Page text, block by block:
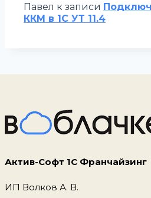
Павел к записи
ККМ в 1С УТ 11.4
Актив-Софт 1С Франчайзинг
ИП Волков А. В.